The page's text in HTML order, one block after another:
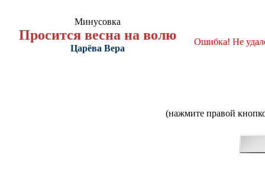
Минусовка
Просится весна на волю
Царёва Вера
Ошибка! Не
(нажмите правой